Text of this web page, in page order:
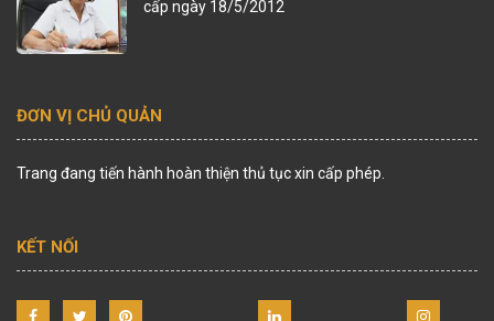
cấp ngày 18/5/2012
ĐƠN VỊ CHỦ QUẢN
Trang đang tiến hành hoàn thiện thủ tục xin cấp phép.
KẾT NỐI